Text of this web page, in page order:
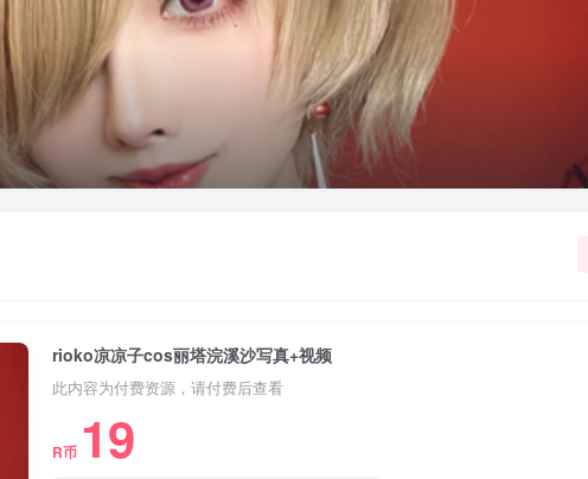
rioko凉凉子cos丽塔浣溪沙写真+视频
此内容为付费资源，请付费后查看
R币 19